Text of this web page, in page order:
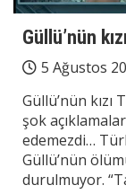
Güllü’nün
5 Ağustos
Güllü’nün kızı
şok
edemezdi…
Güllü’nün
durulmuyor.